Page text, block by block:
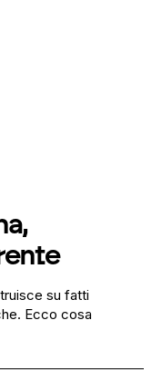
su fatti
Ecco cosa